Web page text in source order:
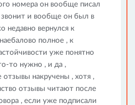
номера он вообще писал
и вообще он был в
недавно вернулся к
полное , к
уже понятно
то нужно , и да ,
накручены , хотя ,
отзывы читают после
, если уже подписали